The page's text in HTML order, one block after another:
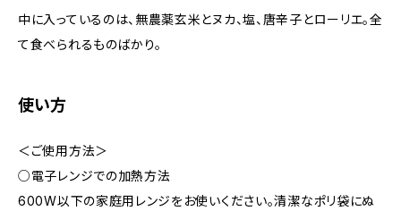
中に入っているのは、無農薬玄米とヌカ、塩、唐辛子とローリエ。全
て食べられるものばかり。
使い方
＜ご使用方法＞
○電子レンジでの加熱方法
600W以下の家庭用レンジをお使いください。清潔なポリ袋にぬ